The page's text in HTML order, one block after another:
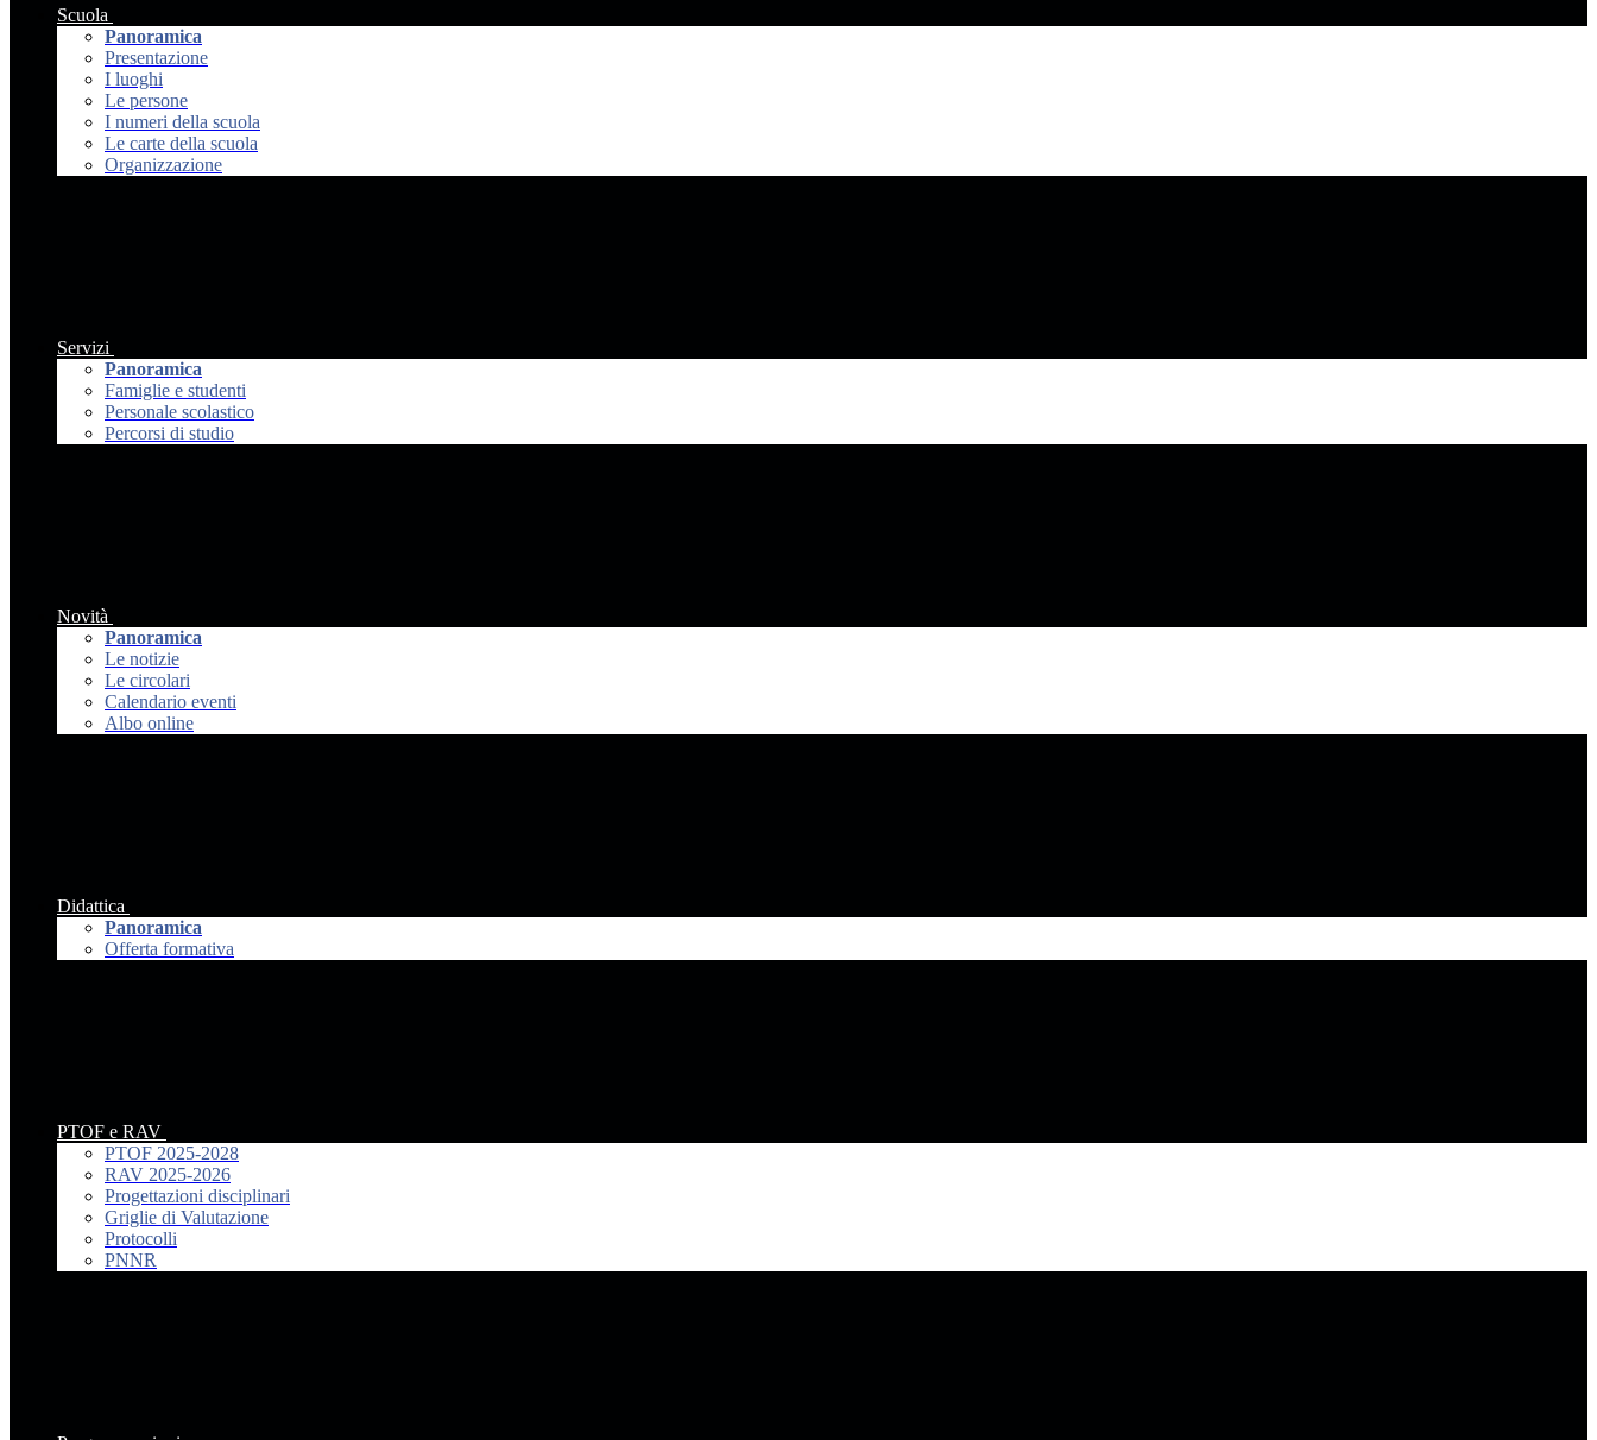
Scuola
Panoramica
Presentazione
I luoghi
Le persone
I numeri della scuola
Le carte della scuola
Organizzazione
Servizi
Panoramica
Famiglie e studenti
Personale scolastico
Percorsi di studio
Novità
Panoramica
Le notizie
Le circolari
Calendario eventi
Albo online
Didattica
Panoramica
Offerta formativa
PTOF e RAV
PTOF 2025-2028
RAV 2025-2026
Progettazioni disciplinari
Griglie di Valutazione
Protocolli
PNNR